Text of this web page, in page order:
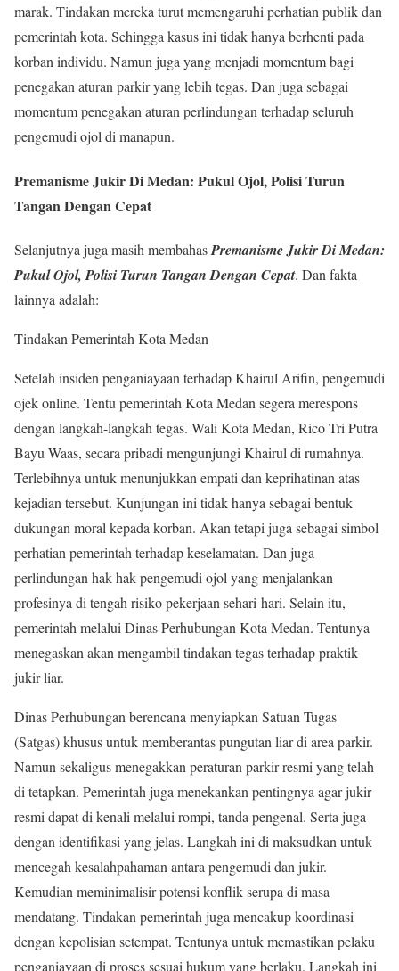
marak. Tindakan mereka turut memengaruhi perhatian publik dan
pemerintah kota. Sehingga kasus ini tidak hanya berhenti pada
korban individu. Namun juga yang menjadi momentum bagi
penegakan aturan parkir yang lebih tegas. Dan juga sebagai
momentum penegakan aturan perlindungan terhadap seluruh
pengemudi ojol di manapun.
Premanisme Jukir Di Medan: Pukul Ojol, Polisi Turun
Tangan Dengan Cepat
Selanjutnya juga masih membahasPremanisme Jukir Di Medan:
Pukul Ojol, Polisi Turun Tangan Dengan Cepat. Dan fakta
lainnya adalah:
Tindakan Pemerintah Kota Medan
Setelah insiden penganiayaan terhadap Khairul Arifin, pengemudi
ojek online. Tentu pemerintah Kota Medan segera merespons
dengan langkah-langkah tegas. Wali Kota Medan, Rico Tri Putra
Bayu Waas, secara pribadi mengunjungi Khairul di rumahnya.
Terlebihnya untuk menunjukkan empati dan keprihatinan atas
kejadian tersebut. Kunjungan ini tidak hanya sebagai bentuk
dukungan moral kepada korban. Akan tetapi juga sebagai simbol
perhatian pemerintah terhadap keselamatan. Dan juga
perlindungan hak-hak pengemudi ojol yang menjalankan
profesinya di tengah risiko pekerjaan sehari-hari. Selain itu,
pemerintah melalui Dinas Perhubungan Kota Medan. Tentunya
menegaskan akan mengambil tindakan tegas terhadap praktik
jukir liar.
Dinas Perhubungan berencana menyiapkan Satuan Tugas
(Satgas) khusus untuk memberantas pungutan liar di area parkir.
Namun sekaligus menegakkan peraturan parkir resmi yang telah
di tetapkan. Pemerintah juga menekankan pentingnya agar jukir
resmi dapat di kenali melalui rompi, tanda pengenal. Serta juga
dengan identifikasi yang jelas. Langkah ini di maksudkan untuk
mencegah kesalahpahaman antara pengemudi dan jukir.
Kemudian meminimalisir potensi konflik serupa di masa
mendatang. Tindakan pemerintah juga mencakup koordinasi
dengan kepolisian setempat. Tentunya untuk memastikan pelaku
penganiayaan di proses sesuai hukum yang berlaku. Langkah ini